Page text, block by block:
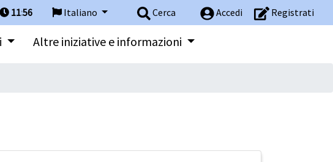
Accedi Registrati
Cerca
Italiano
11:56
Altre iniziative e informazioni